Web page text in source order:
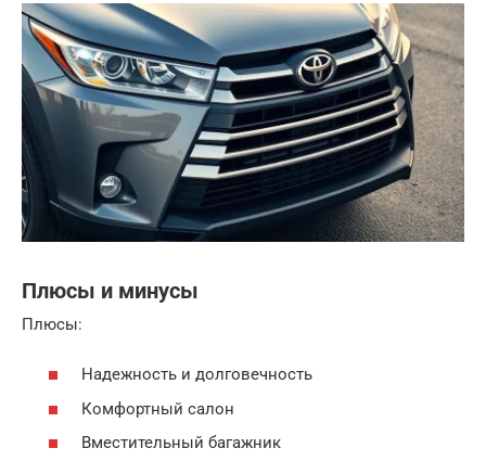
Плюсы и минусы
Плюсы:
Надежность и долговечность
Комфортный салон
Вместительный багажник